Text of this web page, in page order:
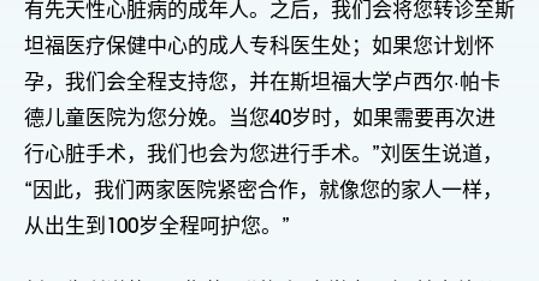
有先天性心脏病的成年人。之后，我们会将您转诊至斯
坦福医疗保健中心的成人专科医生处；如果您计划怀
孕，我们会全程支持您，并在斯坦福大学卢西尔·帕卡
德儿童医院为您分娩。当您40岁时，如果需要再次进
行心脏手术，我们也会为您进行手术。”刘医生说道，
“因此，我们两家医院紧密合作，就像您的家人一样，
从出生到100岁全程呵护您。”